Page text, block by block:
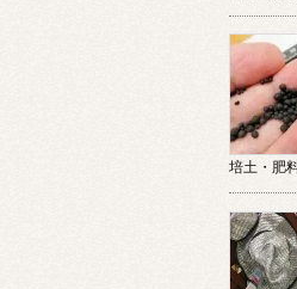
培土・肥